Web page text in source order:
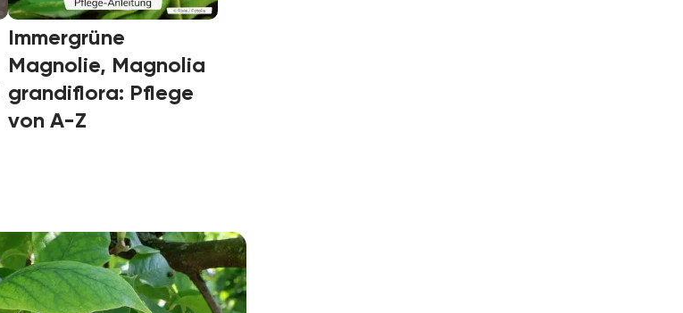
Immergrüne
Magnolie, Magnolia
grandiflora: Pflege
von A-Z